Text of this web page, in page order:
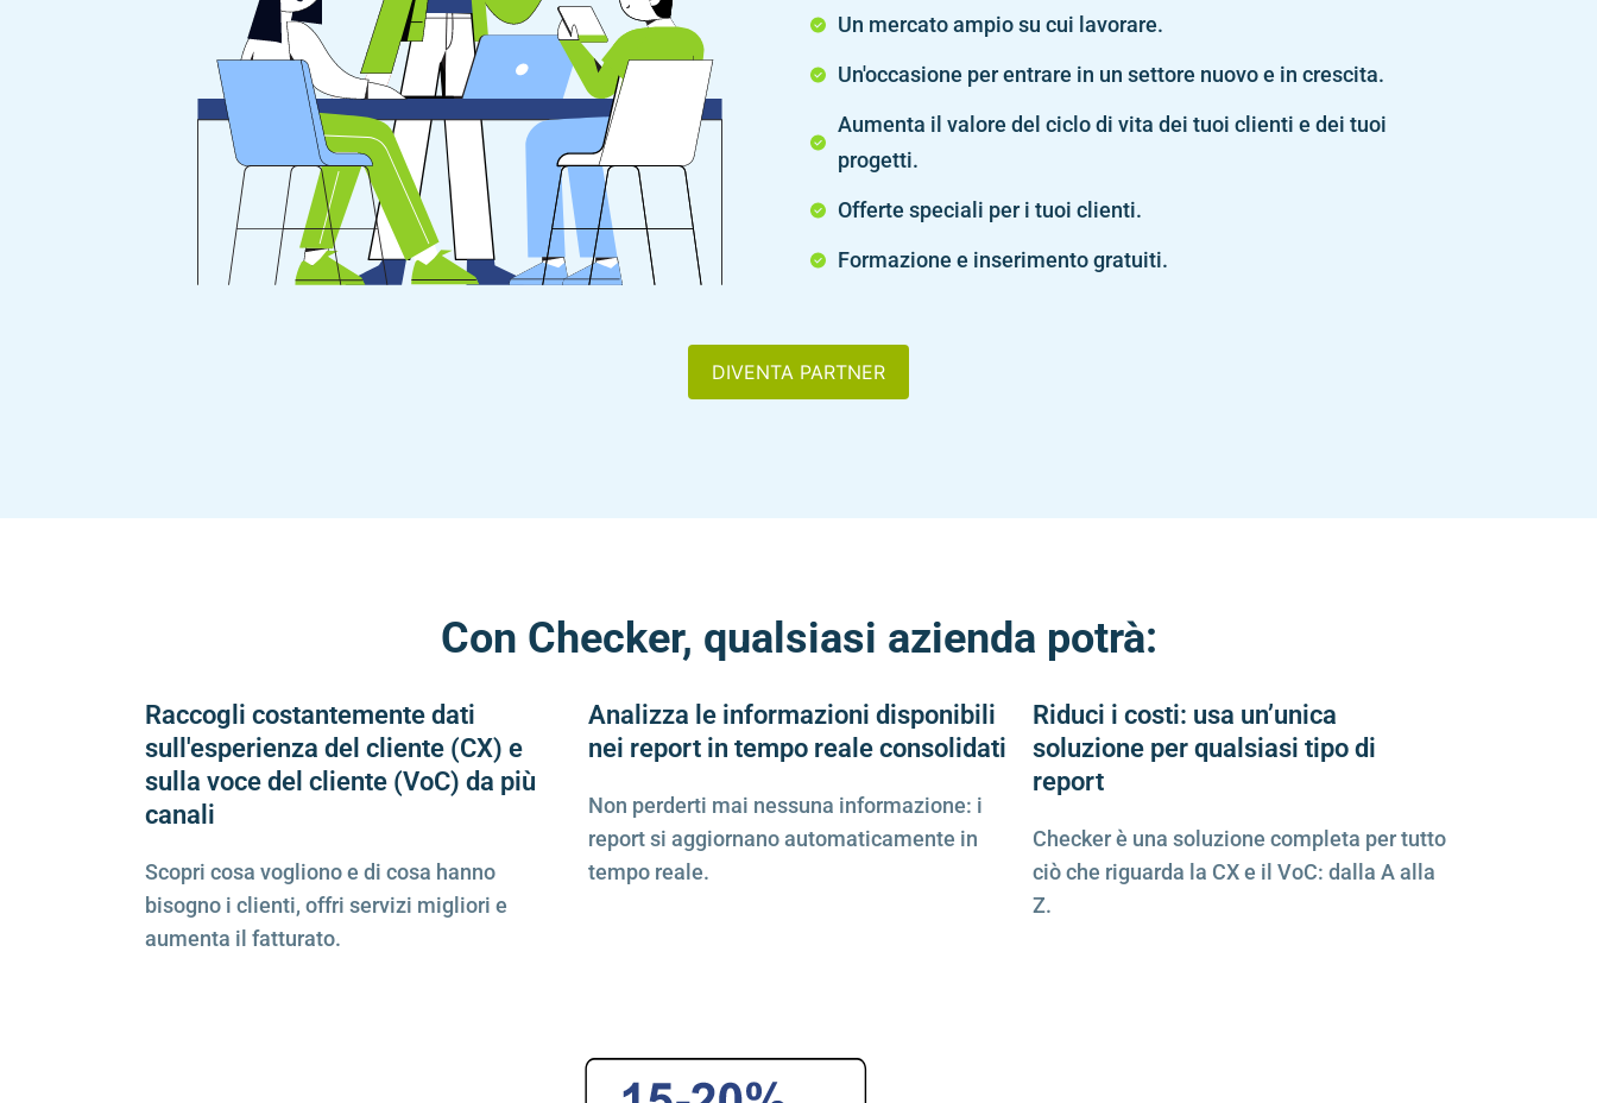
Un mercato ampio su cui lavorare.
Un'occasione per entrare in un settore nuovo e in crescita.
Aumenta il valore del ciclo di vita dei tuoi clienti e dei tuoi
progetti.
Offerte speciali per i tuoi clienti.
Formazione e inserimento gratuiti.
DIVENTA PARTNER
Con Checker, qualsiasi azienda potrà:
Raccogli costantemente dati
sull'esperienza del cliente (CX) e
sulla voce del cliente (VoC) da più
canali
Scopri cosa vogliono e di cosa hanno
bisogno i clienti, offri servizi migliori e
aumenta il fatturato.
Analizza le informazioni disponibili
nei report in tempo reale consolidati
Non perderti mai nessuna informazione: i
reportsi aggiornano automaticamente in
tempo reale.
Riduci i costi: usa un’unica
soluzione per qualsiasi tipo di
report
Checkerè una soluzione completa per tutto
ciò che riguarda la CX e il VoC: dalla A alla
Z.